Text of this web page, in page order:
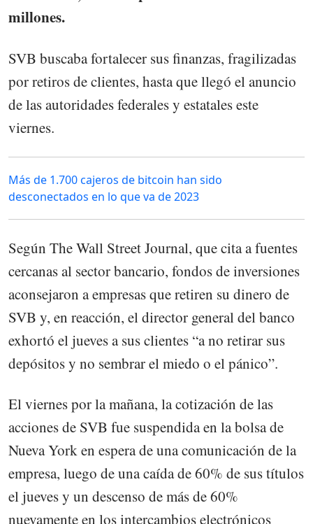
millones.
SVB buscaba fortalecer sus finanzas, fragilizadas
por retiros de clientes, hasta que llegó el anuncio
de las autoridades federales y estatales este
viernes.
Más de 1.700 cajeros de bitcoin han sido
desconectados en lo que va de 2023
Según The Wall Street Journal, que cita a fuentes
cercanas al sector bancario, fondos de inversiones
aconsejaron a empresas que retiren su dinero de
SVB y, en reacción, el director general del banco
exhortó el jueves a sus clientes “a no retirar sus
depósitos y no sembrar el miedo o el pánico”.
El viernes por la mañana, la cotización de las
acciones de SVB fue suspendida en la bolsa de
Nueva York en espera de una comunicación de la
empresa, luego de una caída de 60% de sus títulos
el jueves y un descenso de más de 60%
nuevamente en los intercambios electrónicos